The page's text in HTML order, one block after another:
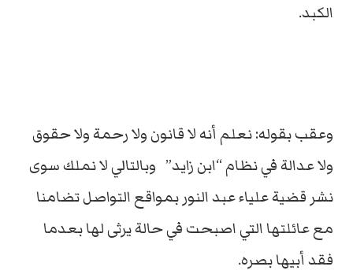
الكبد.
وعقب بقوله: نعلم أنه لا قانون ولا رحمة ولا حقوق
ولا عدالة في نظام “ابن زايد” وبالتالي لا نملك سوى
نشر قضية علياء عبد النور بمواقع التواصل تضامنا
مع عائلتها التي اصبحت في حالة يرثى لها بعدما
فقد أبيها بصره.